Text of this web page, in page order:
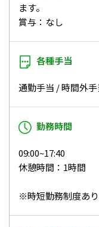
ます。
賞与：なし
各種手当
通勤手当 / 時間外手
勤務時間
09:00~17:40
休憩時間：1時間
※時短勤務制度あり